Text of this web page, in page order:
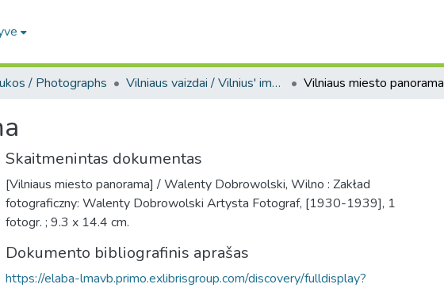
/ Photographs Vilniaus vaizdai / Vilnius' images Vilniaus miesto panorama
Skaitmenintas dokumentas
[Vilniaus miesto panorama] / Walenty Dobrowolski, Wilno : Zakład
fotograficzny: Walenty Dobrowolski Artysta Fotograf, [1930-1939], 1
fotogr. ; 9.3 x 14.4 cm.
Dokumento bibliografinis aprašas
https://elaba-lmavb.primo.exlibrisgroup.com/discovery/fulldisplay?